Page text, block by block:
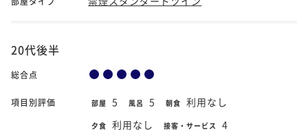
20代後半
総合点
項目別評価 部屋 5 風呂 5 朝食 利用なし
夕食 利用なし 接客・サービス 4